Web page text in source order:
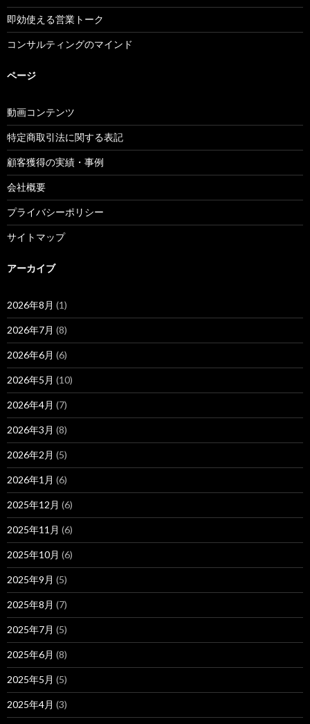
即効使える営業トーク
コンサルティングのマインド
ページ
動画コンテンツ
特定商取引法に関する表記
顧客獲得の実績・事例
会社概要
プライバシーポリシー
サイトマップ
アーカイブ
2026年8月 (1)
2026年7月 (8)
2026年6月 (6)
2026年5月 (10)
2026年4月 (7)
2026年3月 (8)
2026年2月 (5)
2026年1月 (6)
2025年12月 (6)
2025年11月 (6)
2025年10月 (6)
2025年9月 (5)
2025年8月 (7)
2025年7月 (5)
2025年6月 (8)
2025年5月 (5)
2025年4月 (3)